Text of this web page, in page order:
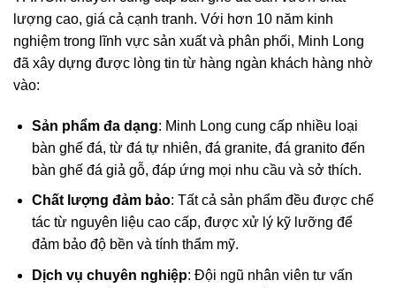
lượng cao, giá cả cạnh tranh. Với hơn 10 năm kinh
nghiệm trong lĩnh vực sản xuất và phân phối, Minh Long
đã xây dựng được lòng tin từ hàng ngàn khách hàng nhờ
vào:
Sản phẩm đa dạng: Minh Long cung cấp nhiều loại
bàn ghế đá, từ đá tự nhiên, đá granite, đá granito đến
bàn ghế đá giả gỗ, đáp ứng mọi nhu cầu và sở thích.
Chất lượng đảm bảo: Tất cả sản phẩm đều được chế
tác từ nguyên liệu cao cấp, được xử lý kỹ lưỡng để
đảm bảo độ bền và tính thẩm mỹ.
Dịch vụ chuyên nghiệp: Đội ngũ nhân viên tư vấn